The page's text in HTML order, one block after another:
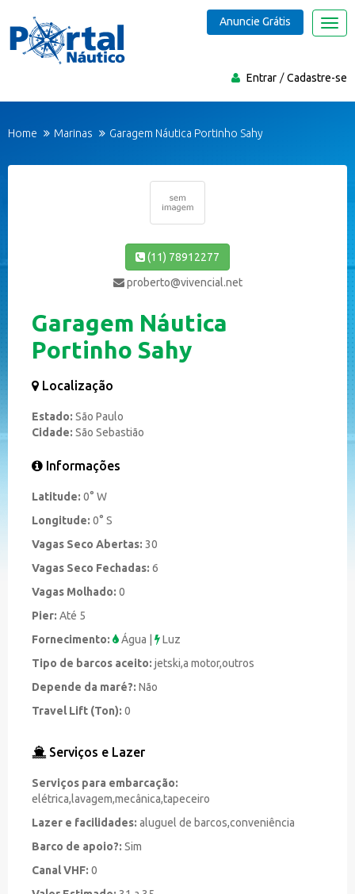
Entrar Cadastre-se
Anuncie Grátis
Home Marinas Garagem Náutica Portinho Sahy
(11) 78912277
proberto@vivencial.net
Garagem Náutica
Portinho Sahy
Localização
Estado: São Paulo
Cidade: São Sebastião
Informações
Latitude: 0° W
Longitude: 0° S
Vagas Seco Abertas: 30
Vagas Seco Fechadas: 6
Vagas Molhado: 0
Pier: Até 5
Fornecimento:
Água
Luz
Tipo de barcos aceito: jetski,a motor,outros
Depende da maré?: Não
Travel Lift (Ton): 0
Serviços e Lazer
Serviços para embarcação:
elétrica,lavagem,mecânica,tapeceiro
Lazer e facilidades: aluguel de barcos,conveniência
Barco de apoio?: Sim
Canal VHF: 0